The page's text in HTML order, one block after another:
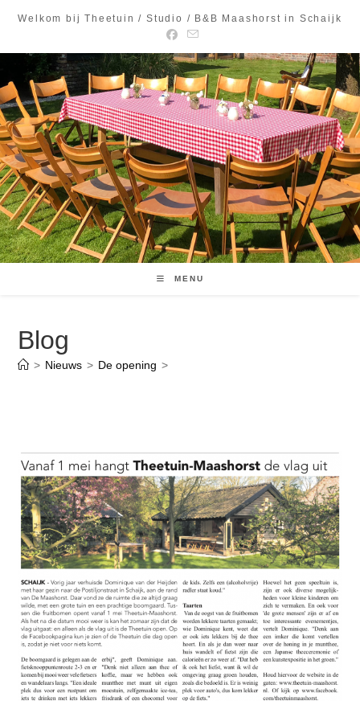
Welkom bij Theetuin / Studio / B&B Maashorst in Schaijk
MENU
Blog
> Nieuws > De opening >